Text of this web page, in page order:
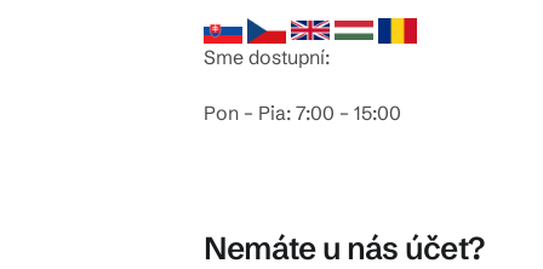
Sme dostupní:
Pon – Pia: 7:00 – 15:00
Nemáte u nás účet?